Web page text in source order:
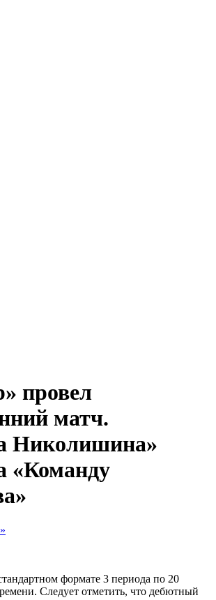
провел
матч.
Николишина»
«Команду
формате 3 периода по 20
Следует отметить, что дебютный